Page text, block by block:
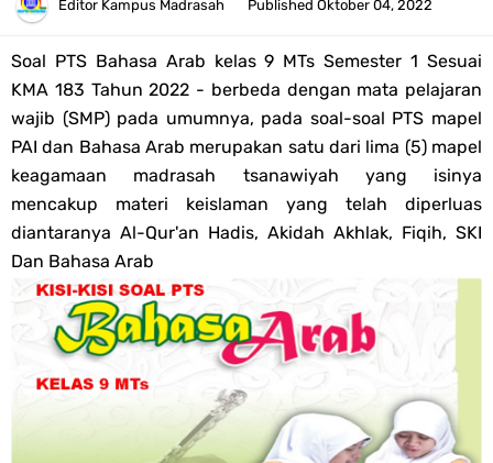
Tahun 2026
Bank Soal PAT Semester 2 Kelas 4 SD/MI Tahun 2026
Pendaftaran Akun Google Workspace bagi GTK Madrasah
Panduan GOOGLE WORKSPACE (GWS) Untuk Guru Madrasah
Bank Soal ASAT/PAT Kelas 5 SD/MI Kurikulum Merdeka Tahun 2026
Bank Soal PAT Kelas 6 SD/MI Semester 2 Kurikulum Merdeka Tahun
2026
Kisi-kisi Soal US/UM Jenjang SD/MI Tahun 2026 Lengkap
POS UM Jenjang MI, MTs Dan MA Tahun 2026
Editor Kampus Madrasah Published Oktober 04, 2022
Soal PTS Bahasa Arab kelas 9 MTsSemester 1 Sesuai
KMA 183 Tahun 2022 - berbeda dengan mata pelajaran
wajib (SMP) pada umumnya, pada soal-soal PTS mapel
PAI dan Bahasa Arab merupakan satu dari lima (5) mapel
keagamaan madrasah tsanawiyah yang isinya
mencakup materi keislaman yang telah diperluas
diantaranya Al-Qur'an Hadis, Akidah Akhlak, Fiqih, SKI
Dan Bahasa Arab